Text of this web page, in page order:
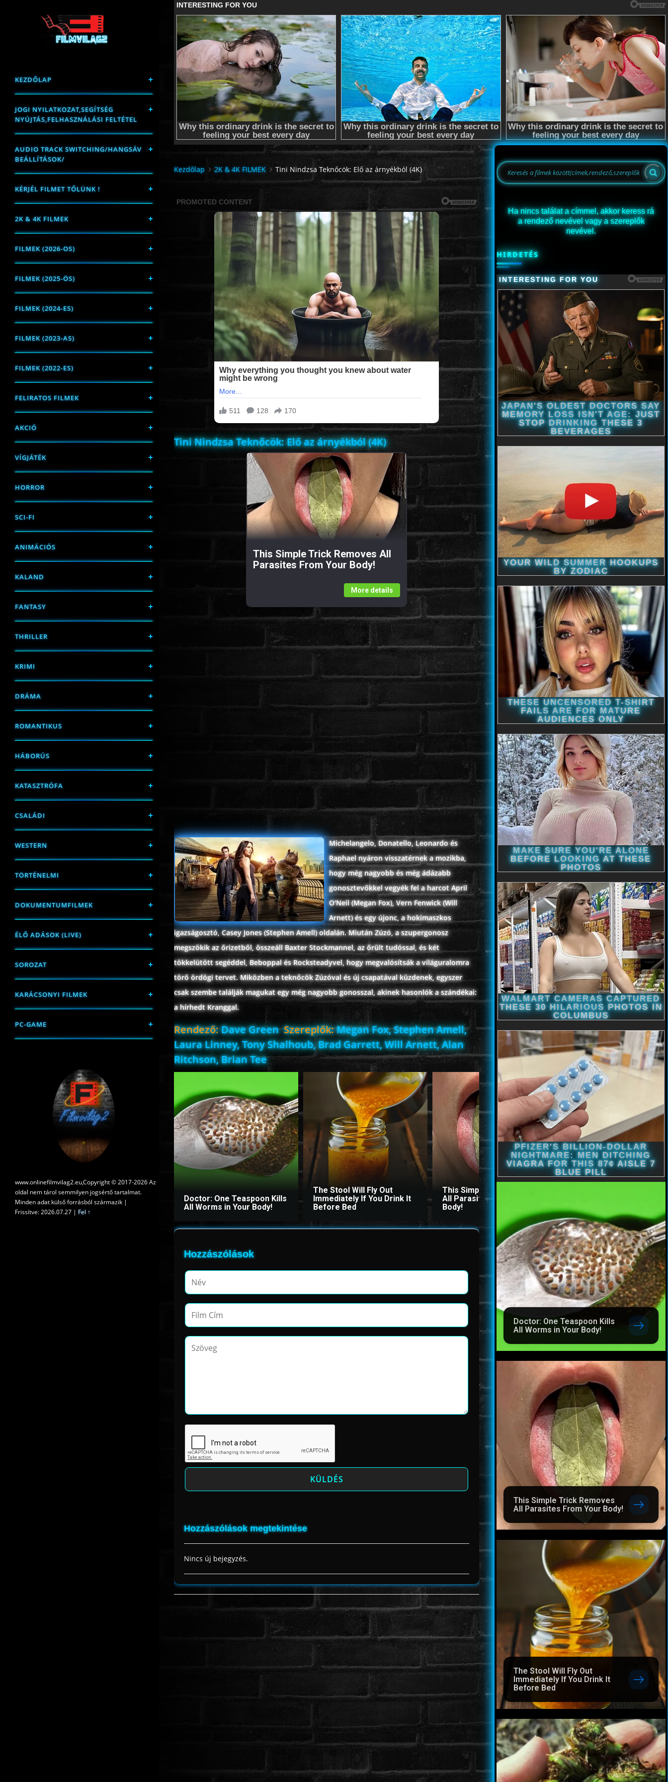
KEZDŐLAP
JOGI NYILATKOZAT,SEGÍTSÉG
NYÚJTÁS,FELHASZNÁLÁSI FELTÉTEL
AUDIO TRACK SWITCHING/HANGSÁV
BEÁLLÍTÁSOK/
KÉRJÉL FILMET TŐLÜNK !
2K & 4K FILMEK
FILMEK (2026-OS)
FILMEK (2025-ÖS)
FILMEK (2024-ES)
FILMEK (2023-AS)
FILMEK (2022-ES)
FELIRATOS FILMEK
AKCIÓ
VÍGJÁTÉK
HORROR
SCI-FI
ANIMÁCIÓS
KALAND
FANTASY
THRILLER
KRIMI
DRÁMA
ROMANTIKUS
HÁBORÚS
KATASZTRÓFA
CSALÁDI
WESTERN
TÖRTÉNELMI
DOKUMENTUMFILMEK
ÉLŐ ADÁSOK (LIVE)
SOROZAT
KARÁCSONYI FILMEK
PC-GAME
www.onlinefilmvilag2.eu,Copyright © 2017-2026 Az
oldal nem tárol semmilyen jogsértő tartalmat.
Minden adat külső forrásból származik |
Frissítve: 2026.07.27 | Fel ↑
Kezdőlap 2K & 4K FILMEK Tini Nindzsa Teknőcök: Elő az árnyékból (4K)
Tini Nindzsa Teknőcök: Elő az árnyékból (4K)
This Simple Trick Removes All
Parasites From Your Body!
More details
Michelangelo, Donatello, Leonardo és
Raphael nyáron visszatérnek a mozikba,
hogy még nagyobb és még ádázabb
gonosztevőkkel vegyék fel a harcot April
O'Neil (Megan Fox), Vern Fenwick (Will
Arnett) és egy újonc, a hokimaszkos
igazságosztó, Casey Jones (Stephen Amell) oldalán. Miután Zúzó, a szupergonosz
megszökik az őrizetből, összeáll Baxter Stockmannel, az őrült tudóssal, és két
tökkelütött segéddel, Beboppal és Rocksteadyvel, hogy megvalósítsák a világuralomra
törő ördögi tervet. Miközben a teknőcök Zúzóval és új csapatával küzdenek, egyszer
csak szembe találják magukat egy még nagyobb gonosszal, akinek hasonlók a szándékai:
a hírhedt Kranggal.
Rendező:Dave GreenSzereplők:Megan Fox, Stephen Amell,
Laura Linney, Tony Shalhoub, Brad Garrett, Will Arnett, Alan
Ritchson, Brian Tee
Doctor: One Teaspoon Kills
All Worms in Your Body!
The Stool Will Fly Out
Immediately If You Drink It
Before Bed
This Simple Trick Removes
All Parasites From Your
Body!
Parasites
Hozzászólások
Hozzászólások megtekintése
Nincs új bejegyzés.
Ha nincs találat a címmel, akkor keress rá
a rendező nevével vagy a szereplők
nevével.
HIRDETÉS
Doctor: One Teaspoon Kills
All Worms in Your Body!
This Simple Trick Removes
All Parasites From Your Body!
The Stool Will Fly Out
Immediately If You Drink It
Before Bed